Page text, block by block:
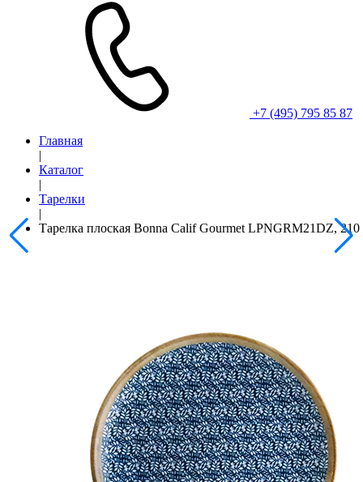
+7 (495) 795 85 87
Главная
|
Каталог
|
Тарелки
|
Тарелка плоская Bonna Calif Gourmet LPNGRM21DZ,